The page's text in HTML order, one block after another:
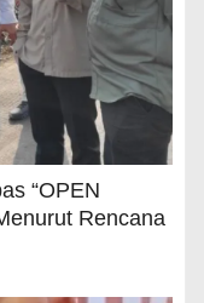
“OPEN
Rencana